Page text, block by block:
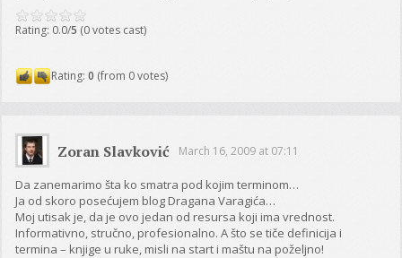
Rating: 0.0/5 (0 votes cast)
Rating:0 (from 0 votes)
Zoran Slavković March 16, 2009 at 07:11
Da zanemarimo šta ko smatra pod kojim terminom…
Ja od skoro posećujem blog Dragana Varagića…
Moj utisak je, da je ovo jedan od resursa koji ima vrednost.
Informativno, stručno, profesionalno. A što se tiče definicija i
termina – knjige u ruke, misli na start i maštu na poželjno!